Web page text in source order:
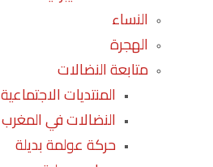
النساء
الهجرة
متابعة النضالات
المنتديات الاجتماعية
النضالات في المغرب
حركة عولمة بديلة